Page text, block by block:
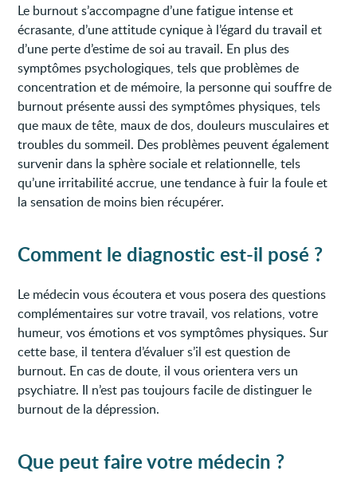
Le burnout s’accompagne d’une fatigue intense et
écrasante, d’une attitude cynique à l’égard du travail et
d’une perte d’estime de soi au travail. En plus des
symptômes psychologiques, tels que problèmes de
concentration et de mémoire, la personne qui souffre de
burnout présente aussi des symptômes physiques, tels
que maux de tête, maux de dos, douleurs musculaires et
troubles du sommeil. Des problèmes peuvent également
survenir dans la sphère sociale et relationnelle, tels
qu’une irritabilité accrue, une tendance à fuir la foule et
la sensation de moins bien récupérer.
Comment le diagnostic est-il posé ?
Le médecin vous écoutera et vous posera des questions
complémentaires sur votre travail, vos relations, votre
humeur, vos émotions et vos symptômes physiques. Sur
cette base, il tentera d’évaluer s’il est question de
burnout. En cas de doute, il vous orientera vers un
psychiatre. Il n’est pas toujours facile de distinguer le
burnout de la dépression.
Que peut faire votre médecin ?